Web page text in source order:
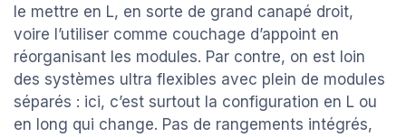
le mettre en L, en sorte de grand canapé droit,
voire l’utiliser comme couchage d’appoint en
réorganisant les modules. Par contre, on est loin
des systèmes ultra flexibles avec plein de modules
séparés : ici, c’est surtout la configuration en L ou
en long qui change. Pas de rangements intégrés,